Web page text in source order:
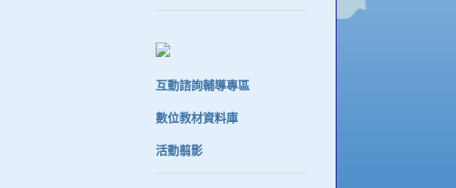
互動諮詢輔導專區
數位教材資料庫
活動翦影